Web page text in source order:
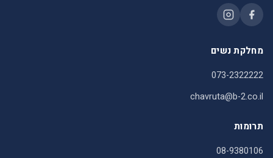
מחלקת נשים
073-2322222
chavruta@b-2.co.il
תרומות
08-9380106